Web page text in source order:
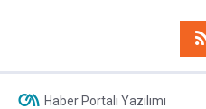
Haber Portalı Yazılımı